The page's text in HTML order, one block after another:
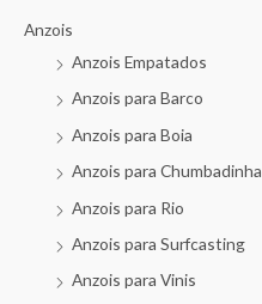
Anzois
Anzois Empatados
Anzois para Barco
Anzois para Boia
Anzois para Chumbadinha
Anzois para Rio
Anzois para Surfcasting
Anzois para Vinis